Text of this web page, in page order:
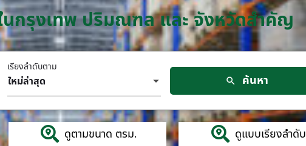
นกรุงเทพ ปริมณฑล และ จังหวัดสำคัญ
ใหม่ล่าสุด
เรียงลำดับตาม
ค้นหา
ดูตามขนาด ตรม. ดูแบบเรียงลำดับ